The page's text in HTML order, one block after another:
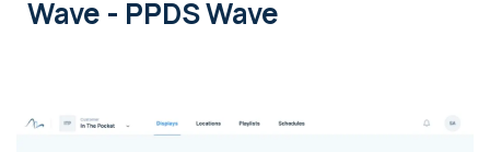
Wave - PPDS Wave